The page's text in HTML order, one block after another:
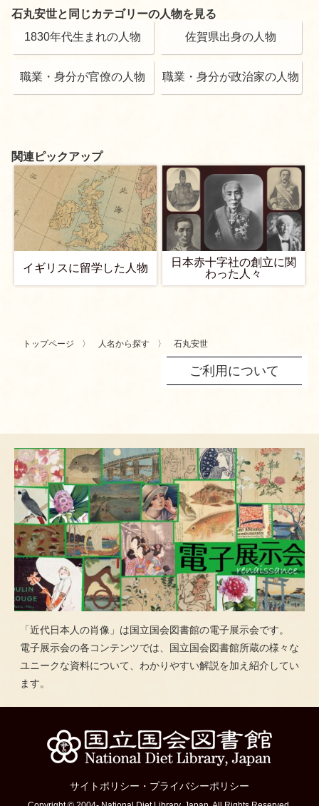
石丸安世と同じカテゴリーの人物を見る
1830年代生まれの人物
佐賀県出身の人物
職業・身分が官僚の人物 職業・身分が政治家の人物
関連ピックアップ
イギリスに留学した人物
日本赤十字社の創立に関
わった人々
トップページ 人名から探す 石丸安世
ご利用について
「近代日本人の肖像」は国立国会図書館の電子展示会です。
電子展示会の各コンテンツでは、国立国会図書館所蔵の様々な
ユニークな資料について、わかりやすい解説を加え紹介してい
ます。
サイトポリシー ・ プライバシーポリシー